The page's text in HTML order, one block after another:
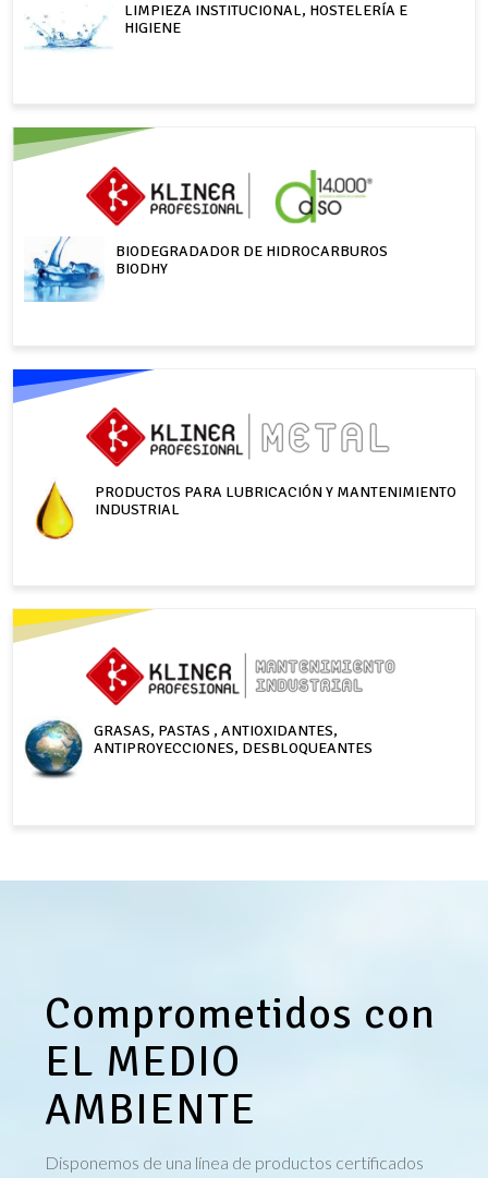
LIMPIEZA INSTITUCIONAL, HOSTELERÍA E
HIGIENE
BIODEGRADADOR DE HIDROCARBUROS
BIODHY
PRODUCTOS PARA LUBRICACIÓN Y MANTENIMIENTO
INDUSTRIAL
GRASAS, PASTAS , ANTIOXIDANTES,
ANTIPROYECCIONES, DESBLOQUEANTES
Comprometidos con
EL MEDIO
AMBIENTE
Disponemos de una línea de productos certificados